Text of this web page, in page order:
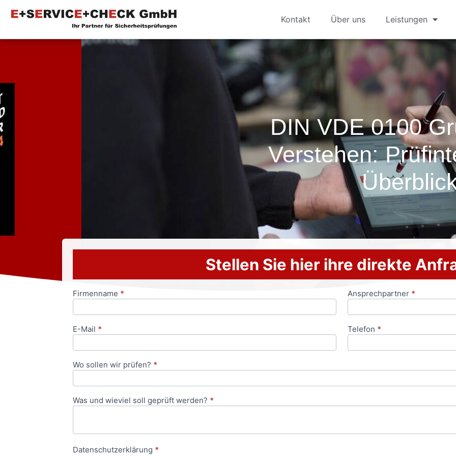
Kontakt Über uns Leistungen
DIN VDE 0100
Verstehen:
Stellen Sie hier ihre direkte
Anfrageformular
Firmenname * Ansprechpartner *
E-Mail * Telefon *
Wo sollen wir prüfen? *
Was und wieviel soll geprüft werden? *
Datenschutzerklärung *